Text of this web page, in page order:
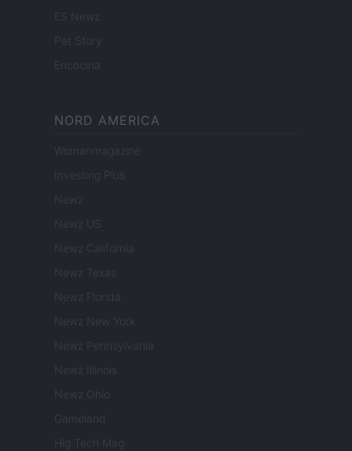
ES Newz
Pet Story
Encocina
NORD AMERICA
Womanmagazine
Investing Plus
Newz
Newz US
Newz California
Newz Texas
Newz Florida
Newz New York
Newz Pennsylvania
Newz Illinois
Newz Ohio
Gameland
Hig Tech Mag